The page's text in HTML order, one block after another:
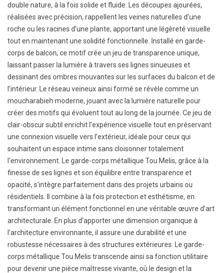
double nature, à la fois solide et fluide. Les découpes ajourées,
réalisées avec précision, rappellent les veines naturelles d’une
roche ou les racines d’une plante, apportant une légèreté visuelle
tout en maintenant une solidité fonctionnelle. Installé en garde-
corps de balcon, ce motif crée un jeu de transparence unique,
laissant passer la lumière à travers ses lignes sinueuses et
dessinant des ombres mouvantes sur les surfaces du balcon et de
l’intérieur. Le réseau veineux ainsi formé se révèle comme un
moucharabieh moderne, jouant avec la lumière naturelle pour
créer des motifs qui évoluent tout au long de la journée. Ce jeu de
clair-obscur subtil enrichit l’expérience visuelle tout en préservant
une connexion visuelle vers l’extérieur, idéale pour ceux qui
souhaitent un espace intime sans cloisonner totalement
l'environnement. Le garde-corps métallique Tou Melis, grâce à la
finesse de ses lignes et son équilibre entre transparence et
opacité, s'intègre parfaitement dans des projets urbains ou
résidentiels. Il combine à la fois protection et esthétisme, en
transformant un élément fonctionnel en une véritable œuvre d’art
architecturale. En plus d’apporter une dimension organique à
l’architecture environnante, il assure une durabilité et une
robustesse nécessaires à des structures extérieures. Le garde-
corps métallique Tou Melis transcende ainsi sa fonction utilitaire
pour devenir une pièce maîtresse vivante, où le design et la